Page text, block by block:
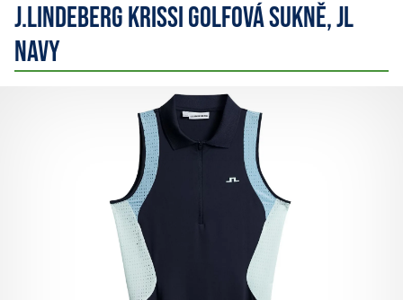
J.Lindeberg Krissi golfová sukně, JL
Navy